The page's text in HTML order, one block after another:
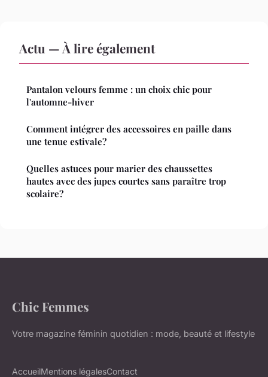
Actu — À lire également
Pantalon velours femme : un choix chic pour
l'automne-hiver
Comment intégrer des accessoires en paille dans
une tenue estivale?
Quelles astuces pour marier des chaussettes
hautes avec des jupes courtes sans paraître trop
scolaire?
Chic Femmes
Votre magazine féminin quotidien : mode, beauté et lifestyle
AccueilMentions légalesContact